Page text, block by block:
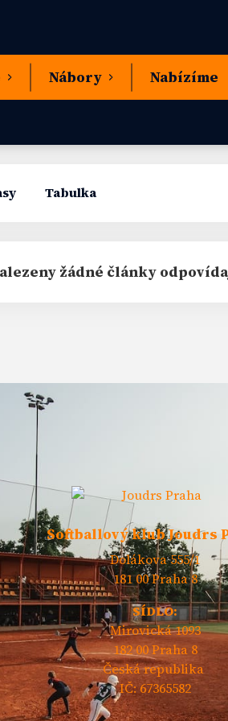
Nábory Nabízíme
Tabulka
žádné články
Softballový klub Joudrs
Dolákova 555/1
181 00 Praha 8
SÍDLO:
Mirovická 1093
182 00 Praha 8
Česká republika
IČ: 67365582